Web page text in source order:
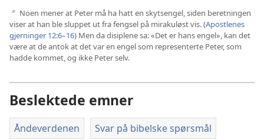
b Noen mener at Peter må ha hatt en skytsengel, siden beretningen
viser at han ble sluppet ut fra fengsel på mirakuløst vis. (Apostlenes
gjerninger 12:6–16) Men da disiplene sa: «Det er hans engel», kan det
være at de antok at det var en engel som representerte Peter, som
hadde kommet, og ikke Peter selv.
Beslektede emner
Åndeverdenen Svar på bibelske spørsmål